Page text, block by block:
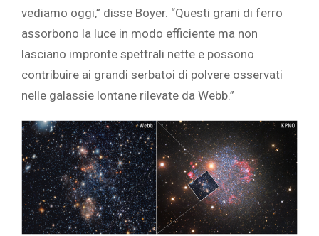
vediamo oggi,” disse Boyer. “Questi grani di ferro
assorbono la luce in modo efficiente ma non
lasciano impronte spettrali nette e possono
contribuire ai grandi serbatoi di polvere osservati
nelle galassie lontane rilevate da Webb.”